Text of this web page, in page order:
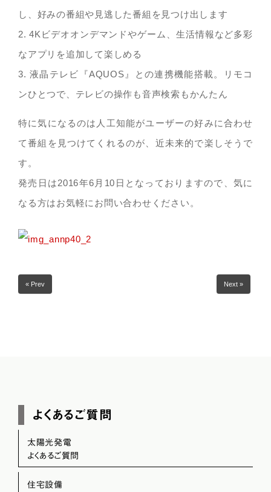
し、好みの番組や見逃した番組を見つけ出します
2. 4Kビデオオンデマンドやゲーム、生活情報など多彩
なアプリを追加して楽しめる
3. 液晶テレビ『AQUOS』との連携機能搭載。リモコ
ンひとつで、テレビの操作も音声検索もかんたん
特に気になるのは人工知能がユーザーの好みに合わせ
て番組を見つけてくれるのが、近未来的で楽しそうで
す。
発売日は2016年6月10日となっておりますので、気に
なる方はお気軽にお問い合わせください。
« Prev Next »
よくあるご質問
太陽光発電
よくあるご質問
住宅設備